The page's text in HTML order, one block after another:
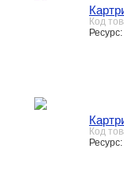
Код
Код